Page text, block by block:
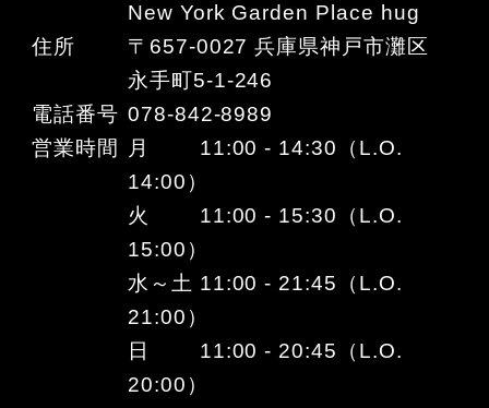
New York Garden Place hug
住所
〒657-0027 兵庫県神戸市灘区
永手町5-1-246
電話番号 078-842-8989
営業時間
月 11:00 - 14:30（L.O.
14:00）
火 11:00 - 15:30（L.O.
15:00）
水～土 11:00 - 21:45（L.O.
21:00）
日 11:00 - 20:45（L.O.
20:00）